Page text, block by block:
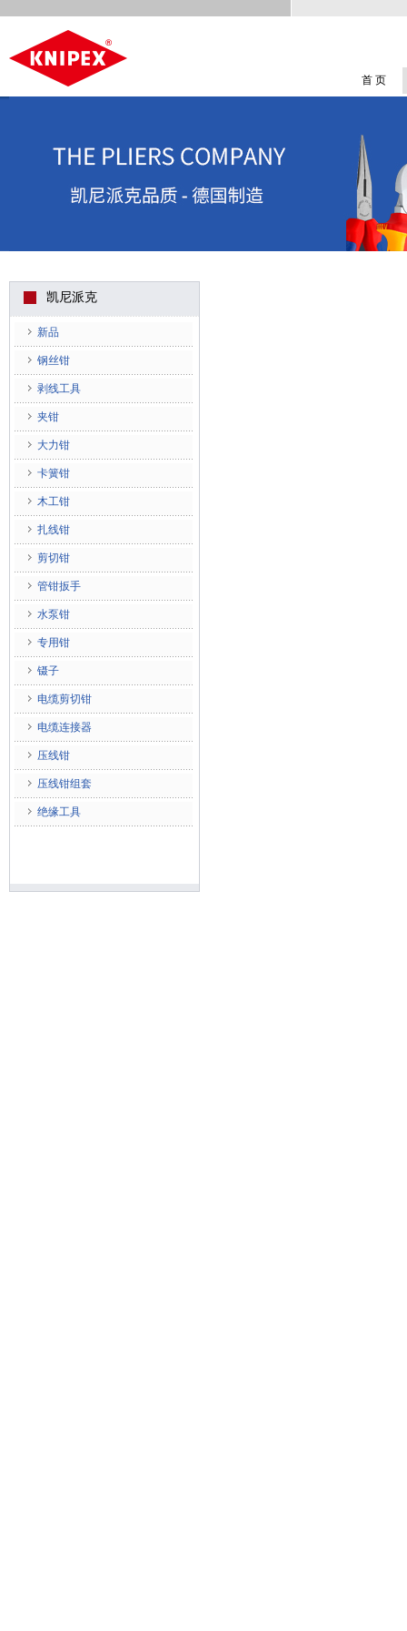
首 页
凯尼派克
新品
钢丝钳
剥线工具
夹钳
大力钳
卡簧钳
木工钳
扎线钳
剪切钳
管钳扳手
水泵钳
专用钳
镊子
电缆剪切钳
电缆连接器
压线钳
压线钳组套
绝缘工具